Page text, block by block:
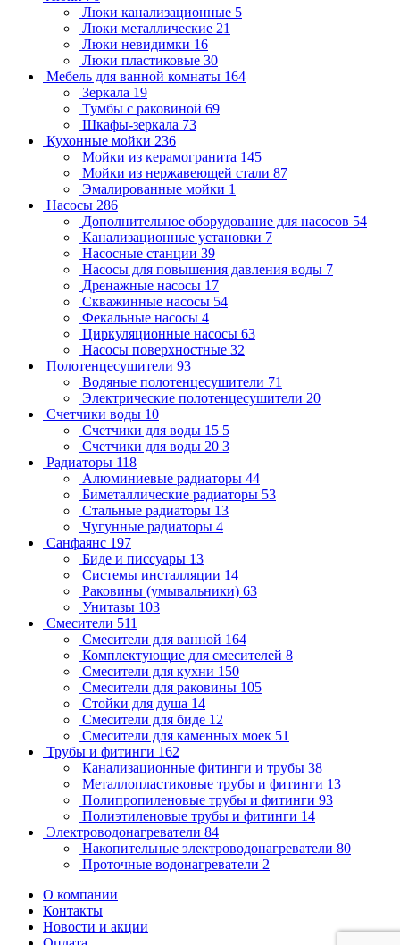
Люки канализационные 5
Люки металлические 21
Люки невидимки 16
Люки пластиковые 30
Мебель для ванной комнаты 164
Зеркала 19
Тумбы с раковиной 69
Шкафы-зеркала 73
Кухонные мойки 236
Мойки из керамогранита 145
Мойки из нержавеющей стали 87
Эмалированные мойки 1
Насосы 286
Дополнительное оборудование для насосов 54
Канализационные установки 7
Насосные станции 39
Насосы для повышения давления воды 7
Дренажные насосы 17
Скважинные насосы 54
Фекальные насосы 4
Циркуляционные насосы 63
Насосы поверхностные 32
Полотенцесушители 93
Водяные полотенцесушители 71
Электрические полотенцесушители 20
Счетчики воды 10
Счетчики для воды 15 5
Счетчики для воды 20 3
Радиаторы 118
Алюминиевые радиаторы 44
Биметаллические радиаторы 53
Стальные радиаторы 13
Чугунные радиаторы 4
Санфаянс 197
Биде и писсуары 13
Системы инсталляции 14
Раковины (умывальники) 63
Унитазы 103
Смесители 511
Смесители для ванной 164
Комплектующие для смесителей 8
Смесители для кухни 150
Смесители для раковины 105
Стойки для душа 14
Смесители для биде 12
Смесители для каменных моек 51
Трубы и фитинги 162
Канализационные фитинги и трубы 38
Металлопластиковые трубы и фитинги 13
Полипропиленовые трубы и фитинги 93
Полиэтиленовые трубы и фитинги 14
Электроводонагреватели 84
Накопительные электроводонагреватели 80
Проточные водонагреватели 2
О компании
Контакты
Новости и акции